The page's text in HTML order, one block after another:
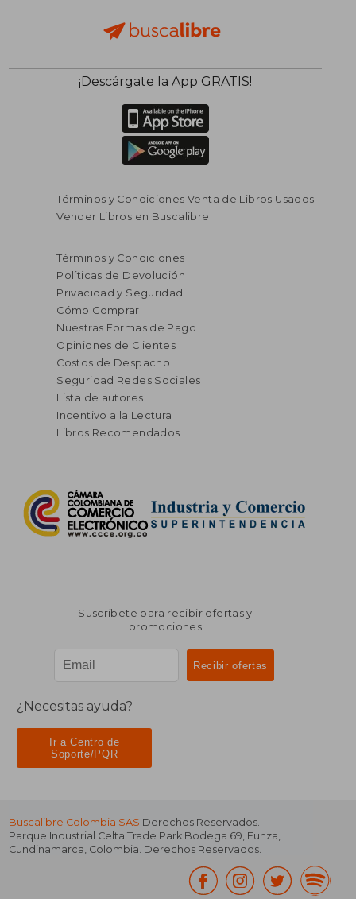
¡Descárgate la App GRATIS!
Términos y Condiciones Venta de Libros Usados
Vender Libros en Buscalibre
Términos y Condiciones
Políticas de Devolución
Privacidad y Seguridad
Cómo Comprar
Nuestras Formas de Pago
Opiniones de Clientes
Costos de Despacho
Seguridad Redes Sociales
Lista de autores
Incentivo a la Lectura
Libros Recomendados
Suscríbete para recibir ofertas y
promociones
¿Necesitas ayuda?
Ir a Centro de
Soporte/PQR
Buscalibre Colombia SAS Derechos Reservados.
Parque Industrial Celta Trade Park Bodega 69 Funza
Cundinamarca Colombia . Derechos Reservados.